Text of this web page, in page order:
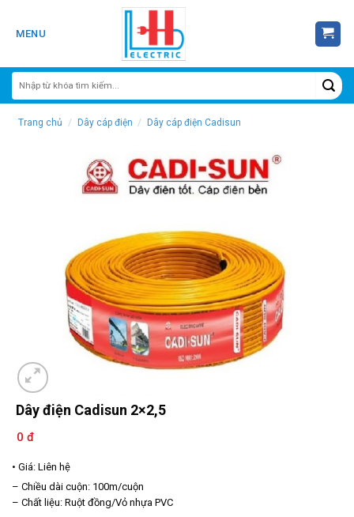
MENU
Trang chủ / Dây cáp điện / Dây cáp điện Cadisun
Dây điện Cadisun 2×2,5
0 đ
• Giá: Liên hệ
– Chiều dài cuộn: 100m/cuộn
– Chất liệu: Ruột đồng/Vỏ nhựa PVC